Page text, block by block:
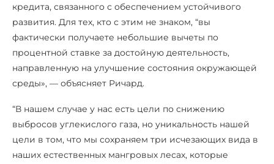
кредита, связанного с обеспечением устойчивого
развития. Для тех, кто с этим не знаком, “вы
фактически получаете небольшие вычеты по
процентной ставке за достойную деятельность,
направленную на улучшение состояния окружающей
среды», — объясняет Ричард.
“В нашем случае у нас есть цели по снижению
выбросов углекислого газа, но уникальность нашей
цели в том, что мы сохраняем три исчезающих вида в
наших естественных мангровых лесах, которые